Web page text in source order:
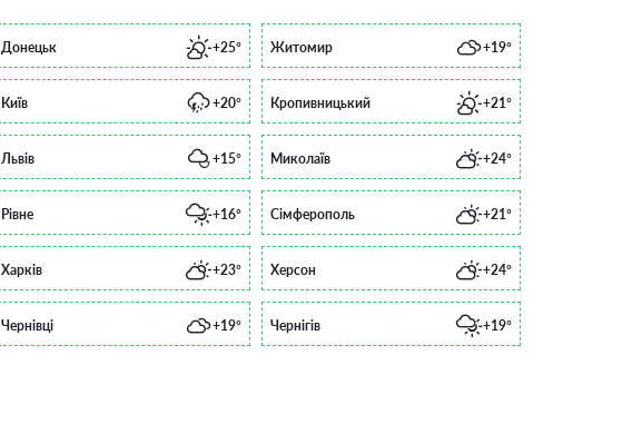
Донецьк +25° Житомир +19°
Київ +20° Кропивницький +21°
Львів +15° Миколаїв +24°
Рівне +16° Сімферополь +21°
Харків +23° Херсон +24°
Чернівці +19° Чернігів +19°